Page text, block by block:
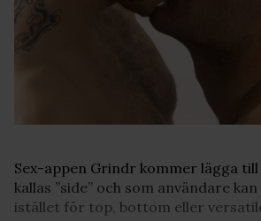
Sex-appen Grindr kommer lägga
kallas ”side” och som användare
istället för top, bottom eller